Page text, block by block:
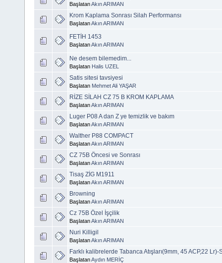
BaşlatanAkın ARIMAN
Krom Kaplama Sonrası Silah Performansı
BaşlatanAkın ARIMAN
FETİH 1453
BaşlatanAkın ARIMAN
Ne desem bilemedim...
Başlatan Halis UZEL
Satis sitesi tavsiyesi
Başlatan Mehmet Ali YAŞAR
RİZE SİLAH CZ 75 B KROM KAPLAMA
BaşlatanAkın ARIMAN
Luger P08 A dan Z ye temizlik ve bakım
BaşlatanAkın ARIMAN
Walther P88 COMPACT
BaşlatanAkın ARIMAN
CZ 75B Öncesi ve Sonrası
BaşlatanAkın ARIMAN
Tisaş ZİG M1911
BaşlatanAkın ARIMAN
Browning
BaşlatanAkın ARIMAN
Cz 75B Özel İşçilik
BaşlatanAkın ARIMAN
Nuri Killigil
BaşlatanAkın ARIMAN
Farklı kalibrelerde Tabanca Atışları(9mm, 45 ACP,22
BaşlatanAydın MERİÇ